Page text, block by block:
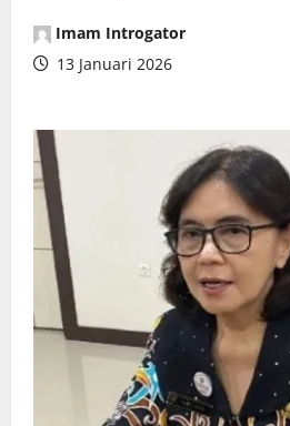
Imam Introgator
13 Januari 2026